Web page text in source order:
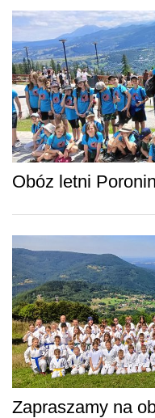
Obóz letni
Zapraszamy na